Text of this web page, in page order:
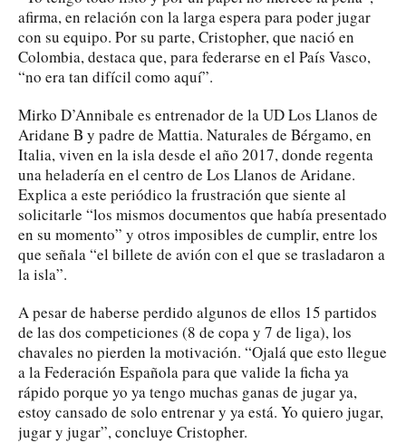
afirma, en relación con la larga espera para poder jugar
con su equipo. Por su parte, Cristopher, que nació en
Colombia, destaca que, para federarse en el País Vasco,
“no era tan difícil como aquí”.
Mirko D’Annibale es entrenador de la UD Los Llanos de
Aridane B y padre de Mattia. Naturales de Bérgamo, en
Italia, viven en la isla desde el año 2017, donde regenta
una heladería en el centro de Los Llanos de Aridane.
Explica a este periódico la frustración que siente al
solicitarle “los mismos documentos que había presentado
en su momento” y otros imposibles de cumplir, entre los
que señala “el billete de avión con el que se trasladaron a
la isla”.
A pesar de haberse perdido algunos de ellos 15 partidos
de las dos competiciones (8 de copa y 7 de liga), los
chavales no pierden la motivación. “Ojalá que esto llegue
a la Federación Española para que valide la ficha ya
rápido porque yo ya tengo muchas ganas de jugar ya,
estoy cansado de solo entrenar y ya está. Yo quiero jugar,
jugar y jugar”, concluye Cristopher.